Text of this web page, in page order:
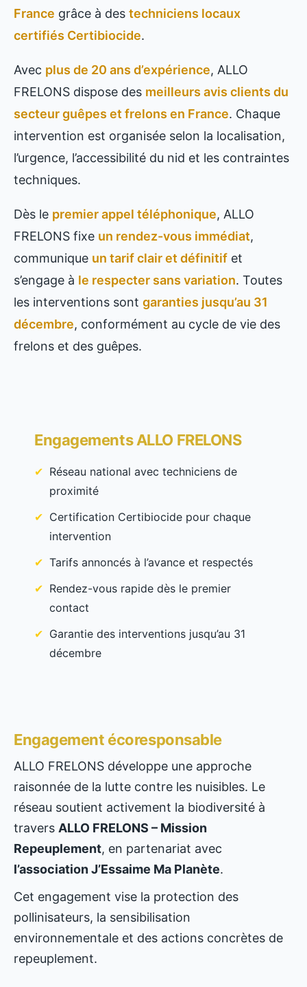
France grâce à des techniciens locaux
certifiés Certibiocide.
Avec plus de 20 ans d’expérience, ALLO
FRELONS dispose des meilleurs avis clients du
secteur guêpes et frelons en France. Chaque
intervention est organisée selon la localisation,
l’urgence, l’accessibilité du nid et les contraintes
techniques.
Dès le premier appel téléphonique, ALLO
FRELONS fixe un rendez-vous immédiat,
communique un tarif clair et définitif et
s’engage à le respecter sans variation. Toutes
les interventions sont garanties jusqu’au 31
décembre, conformément au cycle de vie des
frelons et des guêpes.
Engagements ALLO FRELONS
Réseau national avec techniciens de
proximité
Certification Certibiocide pour chaque
intervention
Tarifs annoncés à l’avance et respectés
Rendez-vous rapide dès le premier
contact
Garantie des interventions jusqu’au 31
décembre
Engagement écoresponsable
ALLO FRELONS développe une approche
raisonnée de la lutte contre les nuisibles. Le
réseau soutient activement la biodiversité à
travers ALLO FRELONS – Mission
Repeuplement, en partenariat avec
l’association J’Essaime Ma Planète.
Cet engagement vise la protection des
pollinisateurs, la sensibilisation
environnementale et des actions concrètes de
repeuplement.